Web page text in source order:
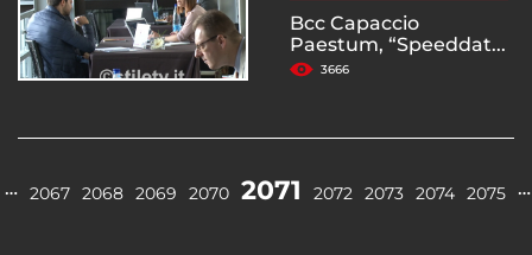
Bcc Capaccio
Paestum, “Speeddat...
3666
… 2067 2068 2069 2070 2071 2072 2073 2074 2075 …